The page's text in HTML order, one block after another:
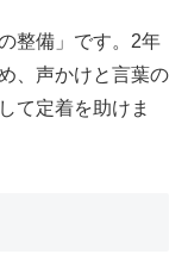
整備」です。2年
、声かけと言葉の
て定着を助けま